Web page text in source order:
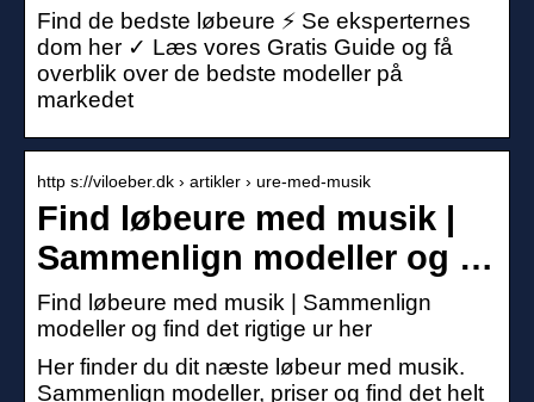
Find de bedste løbeure ⚡️ Se eksperternes
dom her ✓ Læs vores Gratis Guide og få
overblik over de bedste modeller på
markedet
http s://viloeber.dk › artikler › ure-med-musik
Find løbeure med musik |
Sammenlign modeller og …
Find løbeure med musik | Sammenlign
modeller og find det rigtige ur her
Her finder du dit næste løbeur med musik.
Sammenlign modeller, priser og find det helt